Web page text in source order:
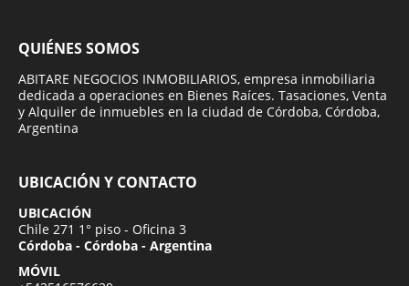
QUIÉNES SOMOS
ABITARE NEGOCIOS INMOBILIARIOS, empresa inmobiliaria
dedicada a operaciones en Bienes Raíces. Tasaciones, Venta
y Alquiler de inmuebles en la ciudad de Córdoba, Córdoba,
Argentina
UBICACIÓN Y CONTACTO
UBICACIÓN
Chile 271 1° piso - Oficina 3
Córdoba - Córdoba - Argentina
MÓVIL